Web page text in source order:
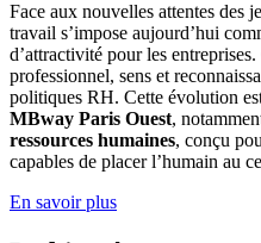
Face aux nouvelles attentes des
travail s’impose aujourd’hui
d’attractivité pour les
professionnel, sens et
politiques RH. Cette évolution
MBway Paris Ouest,
ressources humaines, conçu
capables de placer l’humain au
En savoir plus